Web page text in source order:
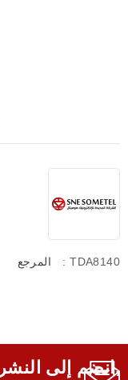
المرجع : TDA8140
انضم إلى النشرة الإخبارية لدينا,